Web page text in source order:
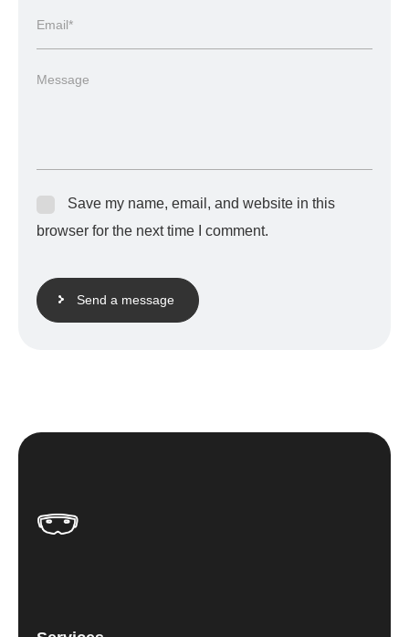
Save my name, email, and website in this
browser for the next time I comment.
Send a message